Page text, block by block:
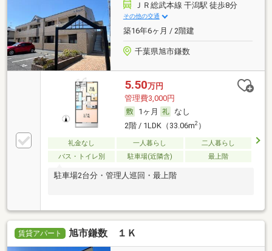
ＪＲ総武本線 干潟駅 徒歩8分
その他の交通
築16年6ヶ月 / 2階建
千葉県旭市鎌数
5.50万円
管理費3,000円
1ヶ月
なし
2階 / 1LDK（33.06m2）
礼金なし 一人暮らし
二人暮らし
バス・トイレ別
駐車場(近隣含) 最上階
駐車場2台分・管理人巡回・最上階
賃貸アパート 旭市鎌数 １Ｋ